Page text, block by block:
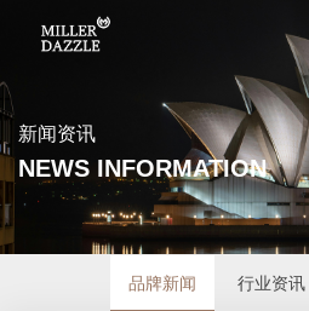
新闻资讯
NEWS INFORMATION
品牌新闻 行业资讯